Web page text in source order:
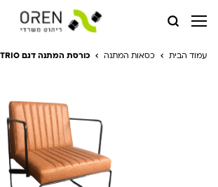
עמוד הבית כסאות המתנה כורסת המתנה דגם TRIO